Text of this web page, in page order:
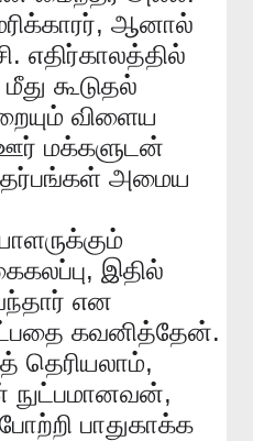
, ஆனால்
. எதிர்காலத்தில்
மீது கூடுதல்
விளைய
மக்களுடன்
அமைய
, இதில்
என
கவனித்தேன்.
தெரியலாம்,
நுட்பமானவன்,
போற்றி பாதுகாக்க